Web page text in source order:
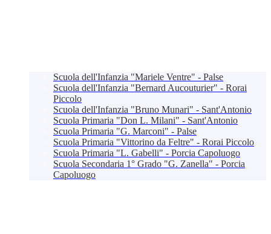
Scuola dell'Infanzia "Mariele Ventre" - Palse
Scuola dell'Infanzia "Bernard Aucouturier" - Rorai
Piccolo
Scuola dell'Infanzia "Bruno Munari" - Sant'Antonio
Scuola Primaria "Don L. Milani" - Sant'Antonio
Scuola Primaria "G. Marconi" - Palse
Scuola Primaria "Vittorino da Feltre" - Rorai Piccolo
Scuola Primaria "L. Gabelli" - Porcia Capoluogo
Scuola Secondaria 1° Grado "G. Zanella" - Porcia
Capoluogo